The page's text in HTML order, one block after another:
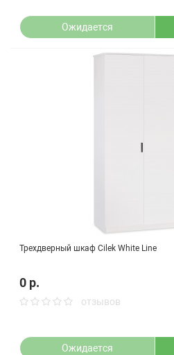
Ожидается
Трехдверный шкаф Cilek White Line
0 р.
отзывов
Ожидается